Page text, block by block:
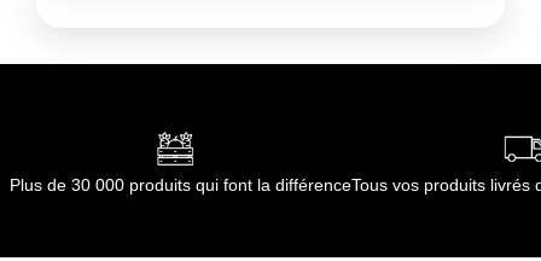
Plus de 30 000 produits qui font la différenceTous vos produits livrés